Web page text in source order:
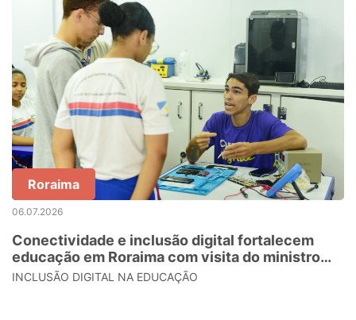
Roraima
06.07.2026
Conectividade e inclusão digital fortalecem
educação em Roraima com visita do ministro
das Comunicações
INCLUSÃO DIGITAL NA EDUCAÇÃO